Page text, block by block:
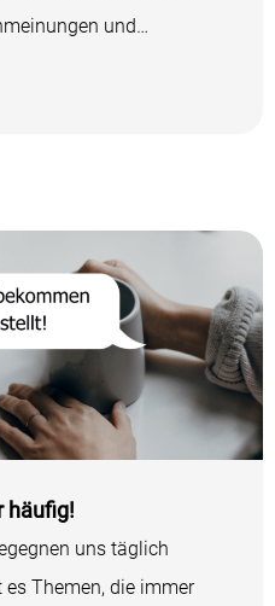
und
häufig!
uns täglich
Themen, die immer